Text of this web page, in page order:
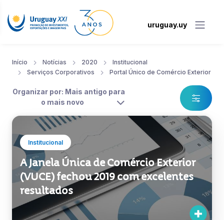
uruguay.uy
Início Notícias 2020
Institucional
Serviços Corporativos
Portal Único de Comércio Exterior
Organizar por: Mais antigo para
o mais novo
Institucional
A Janela Única de Comércio Exterior
(VUCE) fechou 2019 com excelentes
resultados